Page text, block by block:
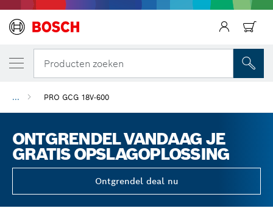
Producten zoeken
... PRO GCG 18V-600
ONTGRENDEL VANDAAG JE
GRATIS OPSLAGOPLOSSING
Ontgrendel deal nu